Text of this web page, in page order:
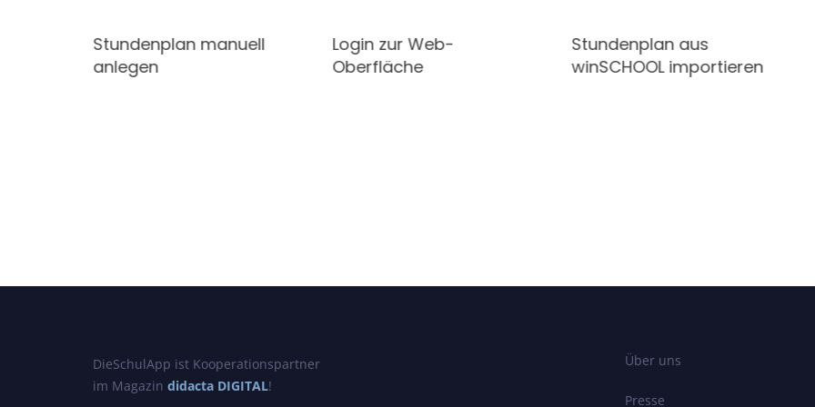
Stundenplan manuell
anlegen
Login zur Web-
Oberfläche
Stundenplan aus
winSCHOOL importieren
DieSchulApp ist Kooperationspartner
im Magazin didacta DIGITAL!
Über uns
Presse